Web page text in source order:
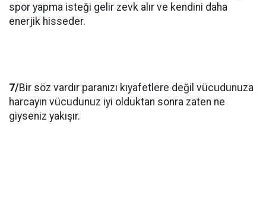
spor yapma isteği gelir zevk alır ve kendini daha
enerjik hisseder.
7/Bir söz vardır paranızı kıyafetlere değil vücudunuza
harcayın vücudunuz iyi olduktan sonra zaten ne
giyseniz yakışır.